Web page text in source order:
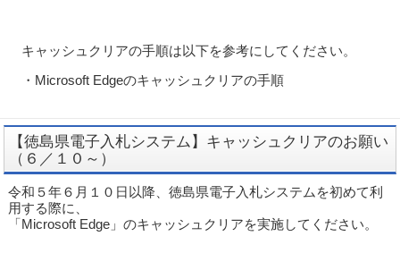
キャッシュクリアの手順は以下を参考にしてください。
・Microsoft Edgeのキャッシュクリアの手順
【徳島県電子入札システム】キャッシュクリアのお願い
（６／１０～）
令和５年６月１０日以降、徳島県電子入札システムを初めて利
用する際に、
「Microsoft Edge」のキャッシュクリアを実施してください。